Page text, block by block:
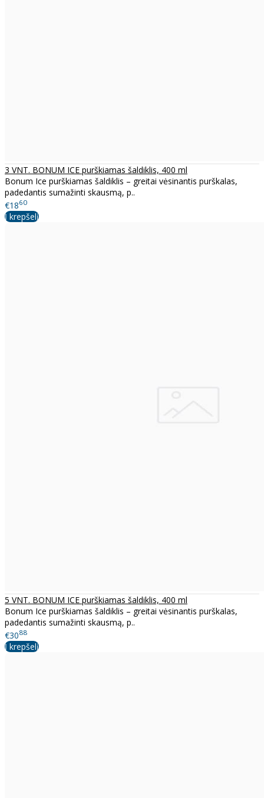
3 VNT. BONUM ICE purškiamas šaldiklis, 400 ml
Bonum Ice purškiamas šaldiklis – greitai vėsinantis purškalas,
padedantis sumažinti skausmą, p..
€1860
Į krepšelį
5 VNT. BONUM ICE purškiamas šaldiklis, 400 ml
Bonum Ice purškiamas šaldiklis – greitai vėsinantis purškalas,
padedantis sumažinti skausmą, p..
€3088
Į krepšelį